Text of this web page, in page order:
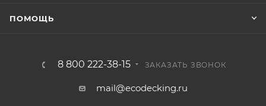
ПОМОЩЬ
8 800 222-38-15 ЗАКАЗАТЬ ЗВОНОК
mail@ecodecking.ru